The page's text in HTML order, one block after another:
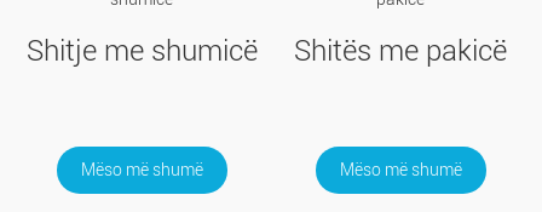
Shitje me shumicë
Mëso më shumë
Shitës me pakicë
Mëso më shumë